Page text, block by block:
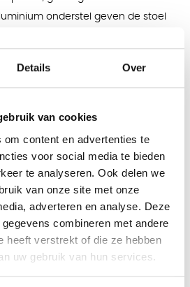
Details Over
van cookies
om content en advertenties te
voor social media te bieden
te analyseren. Ook delen we
van onze site met onze
adverteren en analyse. Deze
combineren met andere
heeft verstrekt of die ze hebben
uw gebruik van hun services.
onderstel geven de stoel
kan de Abril ingetogen,
worden samengesteld.
maakt de stoel flexibel in
de vloer en de gewenste toepassing
harde of zachte wielen.